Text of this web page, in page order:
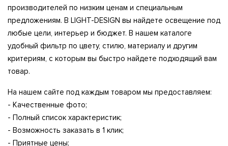
производителей по низким ценам и специальным
предложениям. В LIGHT-DESIGN вы найдете освещение под
любые цели, интерьер и бюджет. В нашем каталоге
удобный фильтр по цвету, стилю, материалу и другим
критериям, с которым вы быстро найдете подходящий вам
товар.
На нашем сайте под каждым товаром мы предоставляем:
- Качественные фото;
- Полный список характеристик;
- Возможность заказать в 1 клик;
- Приятные цены;